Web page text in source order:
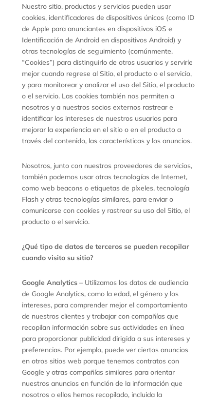
Nuestro sitio, productos y servicios pueden usar
cookies, identificadores de dispositivos únicos (como ID
de Apple para anunciantes en dispositivos iOS e
Identificación de Android en dispositivos Android) y
otras tecnologías de seguimiento (comúnmente,
“Cookies”) para distinguirlo de otros usuarios y servirle
mejor cuando regrese al Sitio, el producto o el servicio,
y para monitorear y analizar el uso del Sitio, el producto
o el servicio. Las cookies también nos permiten a
nosotros y a nuestros socios externos rastrear e
identificar los intereses de nuestros usuarios para
mejorar la experiencia en el sitio o en el producto a
través del contenido, las características y los anuncios.
Nosotros, junto con nuestros proveedores de servicios,
también podemos usar otras tecnologías de Internet,
como web beacons o etiquetas de píxeles, tecnología
Flash y otras tecnologías similares, para enviar o
comunicarse con cookies y rastrear su uso del Sitio, el
producto o el servicio.
¿Qué tipo de datos de terceros se pueden recopilar
cuando visito su sitio?
Google Analytics– Utilizamos los datos de audiencia
de Google Analytics, como la edad, el género y los
intereses, para comprender mejor el comportamiento
de nuestros clientes y trabajar con compañías que
recopilan información sobre sus actividades en línea
para proporcionar publicidad dirigida a sus intereses y
preferencias. Por ejemplo, puede ver ciertos anuncios
en otros sitios web porque tenemos contratos con
Google y otras compañías similares para orientar
nuestros anuncios en función de la información que
nosotros o ellos hemos recopilado, incluida la